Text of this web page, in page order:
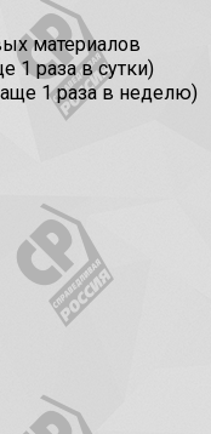
материалов
1 раза в сутки)
1 раза в неделю)